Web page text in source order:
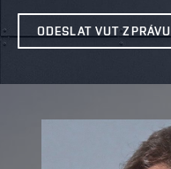
ODESLAT VUT ZPRÁVU